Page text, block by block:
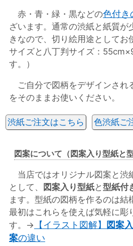
赤・青・緑・黒などの色付き
ざいます。通常の渋紙と紙質が
きなので、切り絵用途としてお
サイズと八丁判サイズ：
す。）
ご自分で図柄をデザインされ
をそのままお使いください。
渋紙ご注文はこちら 色渋紙ご
図案について（図案入り型紙と
当店ではオリジナル図案と渋
として、
図案入り型紙と型紙付
ます。型紙の図柄を作るのは結
最初はこれらを使えば気軽に彫
す。→ 【イラスト図解】 図案
案の違い